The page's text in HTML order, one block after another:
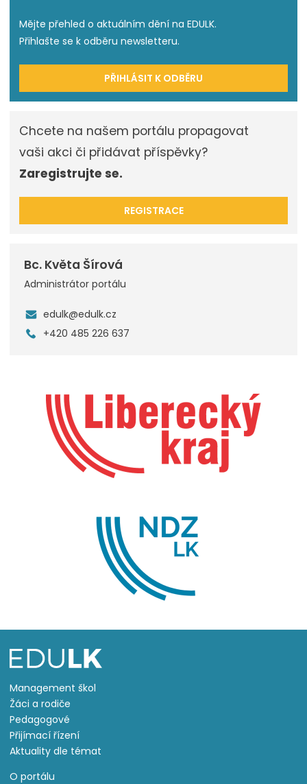
Mějte přehled o aktuálním dění na EDULK.
Přihlašte se k odběru newsletteru.
PŘIHLÁSIT K ODBĚRU
Chcete na našem portálu propagovat
vaši akci či přidávat příspěvky?
Zaregistrujte se.
REGISTRACE
Bc. Květa Šírová
Administrátor portálu
edulk@edulk.cz
+420 485 226 637
Management škol
Žáci a rodiče
Pedagogové
Přijímací řízení
Aktuality dle témat
O portálu